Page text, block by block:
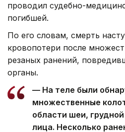
проводил судебно-
погибшей.
По его словам, смерть
кровопотери после
резаных ранений,
органы.
— На теле были
множественные
области шеи,
лица. Несколько